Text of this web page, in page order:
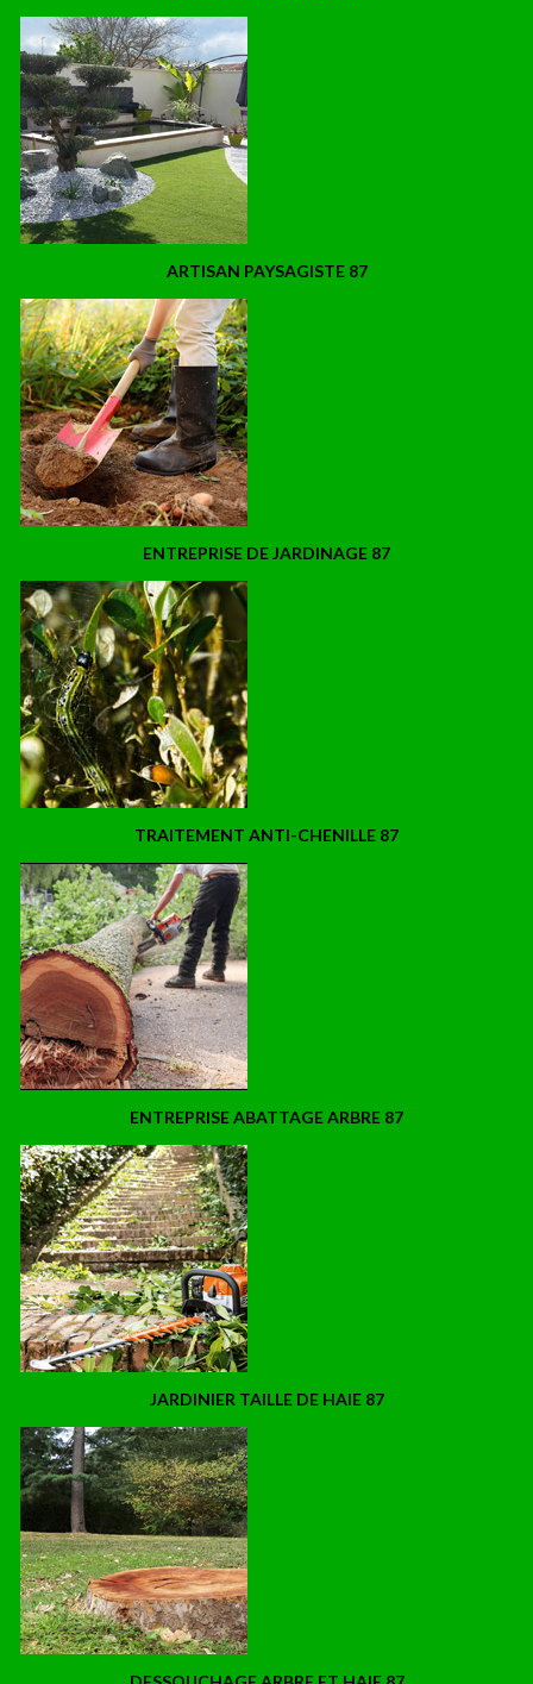
ARTISAN PAYSAGISTE 87
ENTREPRISE DE JARDINAGE 87
TRAITEMENT ANTI-CHENILLE 87
ENTREPRISE ABATTAGE ARBRE 87
JARDINIER TAILLE DE HAIE 87